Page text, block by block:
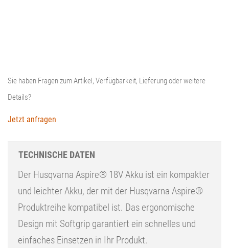
Sie haben Fragen zum Artikel, Verfügbarkeit, Lieferung oder weitere
Details?
Jetzt anfragen
TECHNISCHE DATEN
Der Husqvarna Aspire® 18V Akku ist ein kompakter
und leichter Akku, der mit der Husqvarna Aspire®
Produktreihe kompatibel ist. Das ergonomische
Design mit Softgrip garantiert ein schnelles und
einfaches Einsetzen in Ihr Produkt.